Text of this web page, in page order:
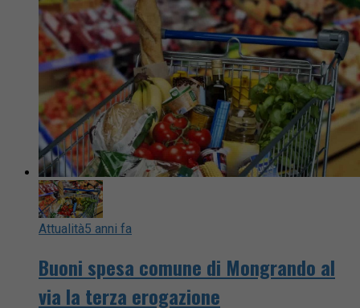
Attualità5 anni fa
Buoni spesa comune di Mongrando al
via la terza erogazione